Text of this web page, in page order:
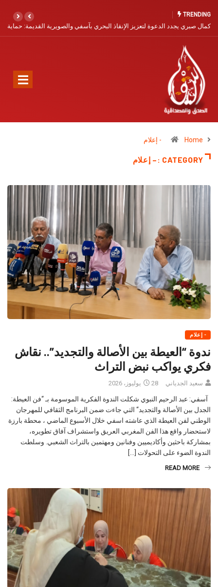
TRENDING
كمال صبري يجدد الدعوة لتعزيز الإنقاذ البحري بآسفي والصويرية القديمة: حماية
Home - إعلام
CATEGORY :– إعلام
- إعلام
ندوة “العيطة بين الأصالة والتجديد”.. نقاش
فكري يواكب نبض التراث
سعيد الجدياني 28 يوليوز، 2026
آسفي: عبد الرحيم النبوي شكلت الندوة الفكرية الموسومة بـ “فن العيطة:
الجدل بين الأصالة والتجديد“ التي جاءت ضمن البرنامج الثقافي للمهرجان
الوطني لفن العيطة الذي عاشته اسفي خلال الأسبوع الماضي ، محطة بارزة
لاستحضار واقع هذا الفن المغربي العريق واستشراف آفاق تطويره،
بمشاركة باحثين وأكاديميين وفنانين ومهتمين بالتراث الشعبي. وسلطت
الندوة الضوء على التحولات […]
READ MORE